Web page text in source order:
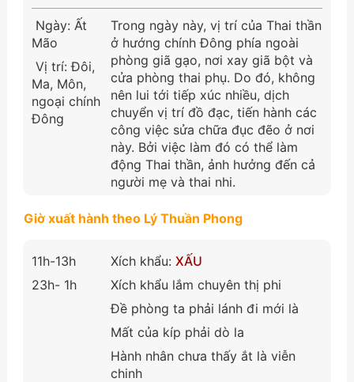
Ngày: Ất
Mão
Vị trí: Đôi,
Ma, Môn,
ngoại chính
Đông
Trong ngày này, vị trí của Thai thần
ở hướng chính Đông phía ngoài
phòng giã gạo, nơi xay giã bột và
cửa phòng thai phụ. Do đó, không
nên lui tới tiếp xúc nhiều, dịch
chuyển vị trí đồ đạc, tiến hành các
công việc sửa chữa đục đẽo ở nơi
này. Bởi việc làm đó có thể làm
động Thai thần, ảnh hưởng đến cả
người mẹ và thai nhi.
Giờ xuất hành theo Lý Thuần Phong
11h-13h
23h- 1h
Xích khẩu: XẤU
Xích khẩu lắm chuyên thị phi
Đề phòng ta phải lánh đi mới là
Mất của kíp phải dò la
Hành nhân chưa thấy ắt là viễn
chinh